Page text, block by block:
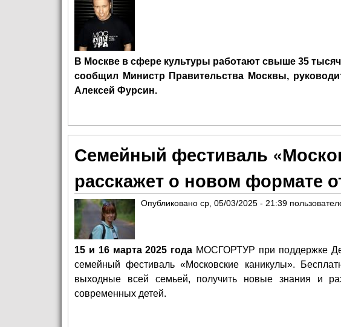
В Москве в сфере культуры работают свыше 35
сообщил Министр Правительства Москвы,
Алексей Фурсин.
Семейный фестиваль
расскажет о новом формате
Опубликовано ср, 05/03/2025 - 21:39
15 и 16 марта 2025 года МОСГОРТУР при поддержке
семейный фестиваль «Московские каникулы».
выходные всей семьей, получить новые знания и
современных детей.